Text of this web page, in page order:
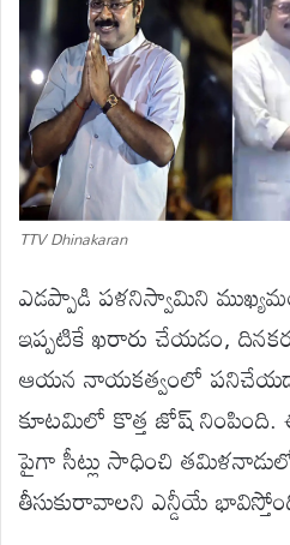
TTV Dhinakaran
ఎడప్పాడి పళనిస్వామిని
ఇప్పటికే ఖరారు చేయడం,
ఆయన నాయకత్వంలో
కూటమిలో కొత్త జోష్
పైగా సీట్లు సాధించి
తీసుకురావాలని ఎన్డీయే